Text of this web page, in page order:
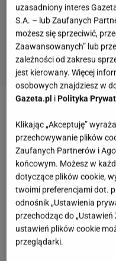
ale mają nowe życie
Dwór Emila
kiedyś zachwycał.
niego łaskawy
Dwór letniskowy w
wadowickim leży w
uzasadniony interes
S.A. – lub Zaufanych
możesz się sprzeciwić,
Zaawansowanych” lub
zależności od zakresu
jest kierowany. Więcej
osobowych znajdziesz w
Gazeta.pl i Polityka
Klikając „Akceptuję”
przechowywanie plików
Zaufanych Partnerów i
końcowym. Możesz w
dotyczące plików cookie,
twoimi preferencjami dot.
odnośnik „Ustawienia
przechodząc do
ustawień plików cookie
przeglądarki.